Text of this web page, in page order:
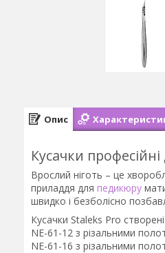
Опис
Кусачки професійні
Врослий ніготь – це
приладдя для педикюру
швидко і безболісно
Кусачки Staleks Pro
NE-61-12 з різальними
NE-61-16 з різальними